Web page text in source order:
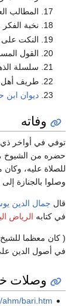
المطالب
نخبة الفكر
النكت على
القول
سلسلة
طريف أهل
ديوان ابن
وفاته
حضره من الشيوخ ،
للصلاة عليه،
وصلوا بالجنازة
قال جمال الدين
في كتابه الرياض
( كان معظما
في أصول الدين
وصلات
ahm/bari.htm